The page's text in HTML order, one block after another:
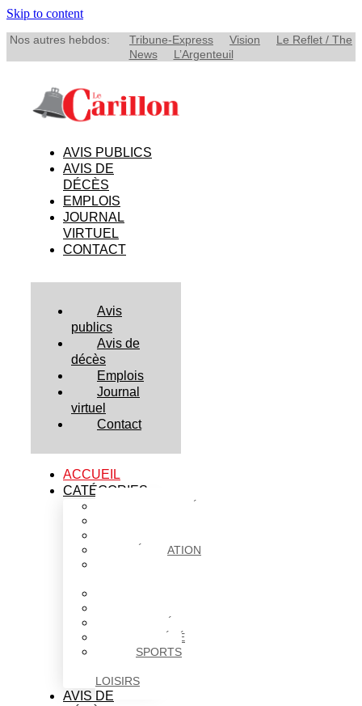
Skip to content
Nos autres hebdos: Tribune-Express Vision
Le Reflet / The
News
L’Argenteuil
AVIS PUBLICS
AVIS DE
DÉCÈS
EMPLOIS
JOURNAL
VIRTUEL
CONTACT
Avis
publics
Avis de
décès
Emplois
Journal
virtuel
Contact
ACCUEIL
CATÉGORIES
ÉDUCATION
SOCIÉTÉ
SPORTS
LOISIRS
AVIS DE